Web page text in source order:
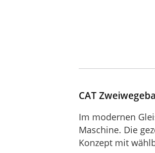
CAT
Im modernen
Maschine. Die
Konzept mit